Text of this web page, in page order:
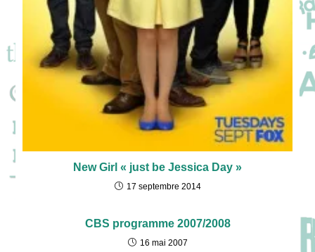
New Girl « just be Jessica Day »
17 septembre 2014
CBS programme 2007/2008
16 mai 2007